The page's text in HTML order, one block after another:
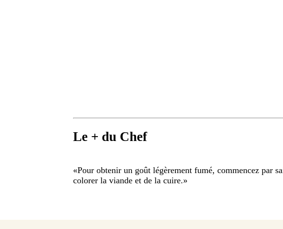
Le + du Chef
«Pour obtenir un goût légèrement fumé, commencez par
colorer la viande et de la cuire.»